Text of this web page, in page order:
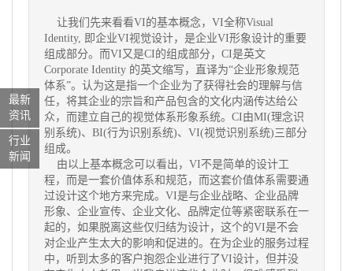
让我们先来看看VI的基本概念，VI全称Visual
Identity, 即企业VI视觉设计，是企业VI形象设计的重要
组成部分。而VI又是CI的组成部分，CI是英文
Corporate Identity 的英文缩写，直译为“企业形象规范
体系”。认为这是指一个企业为了获得社会的理解与信
任，将其企业的宗旨和产品包含的文化内涵传达给公
众，而建立自己的视觉体系形象系统。CI由MI(理念识
别系统)、BI(行为识别系统)、VI(视觉识别系统)三部分
组成。
由以上基本概念可以看出，VI不是简单的设计工
程，而是一套价值体系和规范，而这套价值体系需要通
过设计这个地方来完成。VI是与企业战略、企业品牌
形象、企业宣传、企业文化、品牌定位等紧密联系在一
起的，如果脱离这些仅归结为设计，这个的VI是不会
对企业产生太大的影响和促进的。在为企业的服务过程
中，听到太多的客户抱怨企业进行了VI设计，但并没
最新
资讯
行业
新闻